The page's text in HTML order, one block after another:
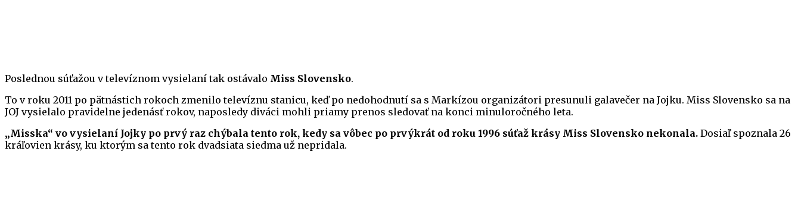
Poslednou súťažou v televíznom vysielaní tak ostávalo Miss Slovensko.
To v roku 2011 po pätnástich rokoch zmenilo televíznu stanicu, keď po nedohodnutí sa s Markízou organizátori presunuli galavečer na Jojku. Miss Slovensko sa na
JOJ vysielalo pravidelne jedenásť rokov, naposledy diváci mohli priamy prenos sledovať na konci minuloročného leta.
„Misska“ vo vysielaní Jojky po prvý raz chýbala tento rok, kedy sa vôbec po prvýkrát od roku 1996 súťaž krásy Miss Slovensko nekonala. Dosiaľ spoznala 26
kráľovien krásy, ku ktorým sa tento rok dvadsiata siedma už nepridala.